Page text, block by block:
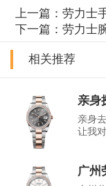
上一篇：劳力士
下一篇：劳力士
相关推荐
亲身
亲身
让我
广州